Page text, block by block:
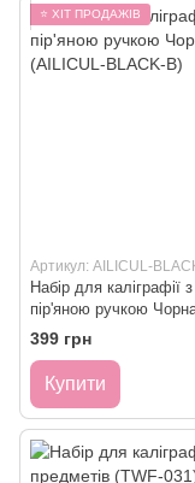
⭐ ХІТ ПРОДАЖІВ
Артикул: AILICUL-
Набір для каліграфії з
пір'яною ручкою
(AILICUL-BLACK-B)
399 грн
Купити